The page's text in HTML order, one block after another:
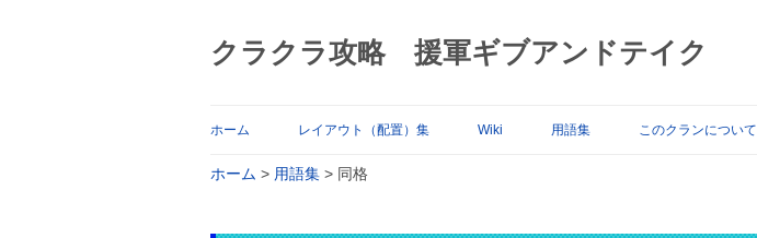
クラクラ攻略 援軍ギブアンドテイク
ホーム レイアウト（配置）集 Wiki 用語集 このクランについて
ホーム > 用語集 > 同格